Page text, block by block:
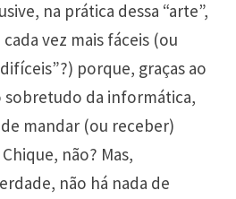
na prática dessa “arte”,
vez mais fáceis (ou
porque, graças ao
da informática,
mandar (ou receber)
não? Mas,
não há nada de